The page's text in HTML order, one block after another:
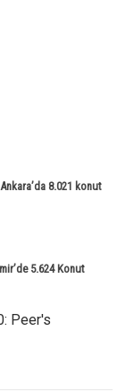
8.021 konut
5.624 Konut
Peer's